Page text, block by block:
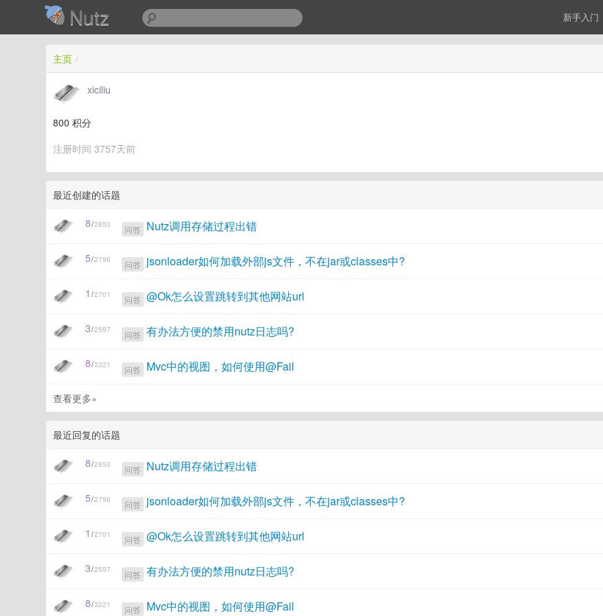
Nutz 新手入门
主页 /
xiciliu
800 积分
注册时间 3757天前
最近创建的话题
8/2853 问答 Nutz调用存储过程出错
5/2796 问答 jsonloader如何加载外部js文件，不在jar或classes中?
1/2701 问答 @Ok怎么设置跳转到其他网站url
3/2597 问答 有办法方便的禁用nutz日志吗?
8/3221 问答 Mvc中的视图，如何使用@Fail
查看更多»
最近回复的话题
8/2853 问答 Nutz调用存储过程出错
5/2796 问答 jsonloader如何加载外部js文件，不在jar或classes中?
1/2701 问答 @Ok怎么设置跳转到其他网站url
3/2597 问答 有办法方便的禁用nutz日志吗?
8/3221 问答 Mvc中的视图，如何使用@Fail